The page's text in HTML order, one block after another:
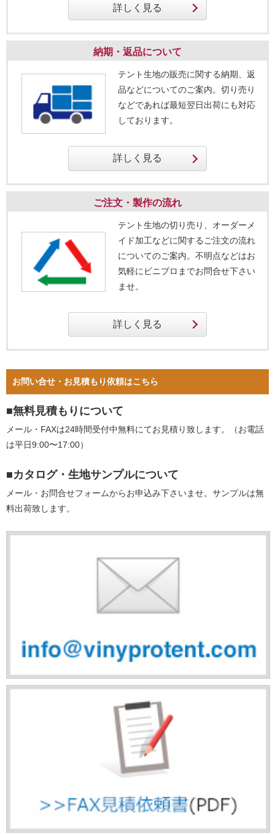
納期・返品について
テント生地の販売に関する納期、返
品などについてのご案内。切り売り
などであれば最短翌日出荷にも対応
しております。
ご注文・製作の流れ
テント生地の切り売り、オーダーメ
イド加工などに関するご注文の流れ
についてのご案内。不明点などはお
気軽にビニプロまでお問合せ下さい
ませ。
お問い合せ・お見積もり依頼はこちら
■無料見積もりについて
メール・FAXは24時間受付中無料にてお見積り致します。（お電話
は平日9:00〜17:00）
■カタログ・生地サンプルについて
メール・お問合せフォームからお申込み下さいませ。サンプルは無
料出荷致します。